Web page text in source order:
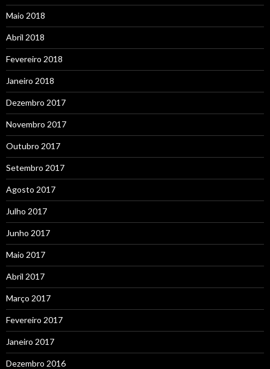
Maio 2018
Abril 2018
Fevereiro 2018
Janeiro 2018
Dezembro 2017
Novembro 2017
Outubro 2017
Setembro 2017
Agosto 2017
Julho 2017
Junho 2017
Maio 2017
Abril 2017
Março 2017
Fevereiro 2017
Janeiro 2017
Dezembro 2016